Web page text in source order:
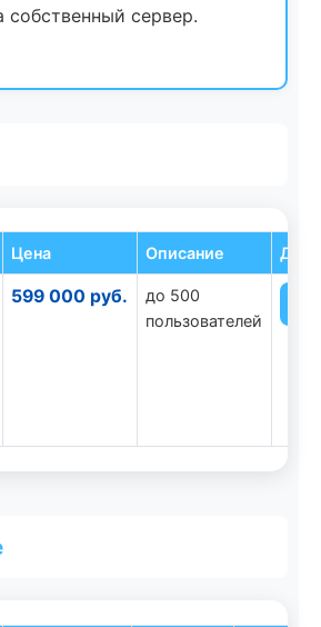
собственный сервер.
Цена Описание
599 000 руб.
до 500
пользователей